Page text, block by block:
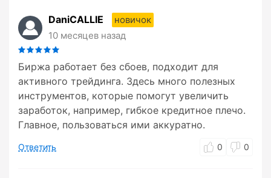
DaniCALLIE
новичок
10 месяцев назад
Биржа работает без сбоев, подходит для
активного трейдинга. Здесь много полезных
инструментов, которые помогут увеличить
заработок, например, гибкое кредитное плечо.
Главное, пользоваться ими аккуратно.
Ответить 0 0